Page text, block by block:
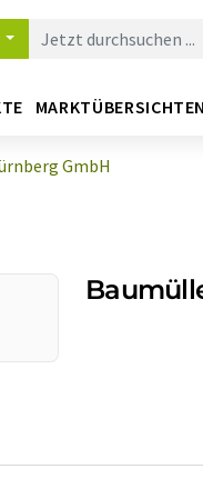
MARKTÜBERSICHTEN
GmbH